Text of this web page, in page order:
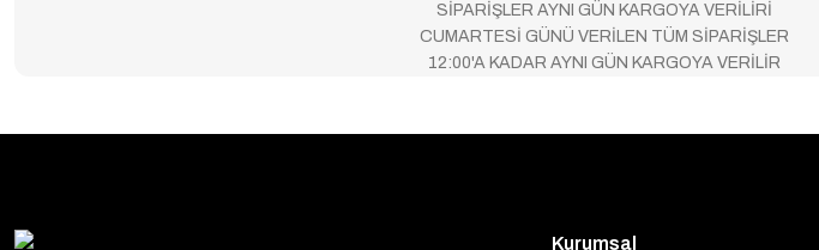
SİPARİŞLER AYNI GÜN KARGOYA VERİLİRİ
CUMARTESİ GÜNÜ VERİLEN TÜM SİPARİŞLER
12:00'A KADAR AYNI GÜN KARGOYA VERİLİR
Kurumsal